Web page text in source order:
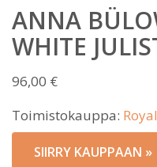
ANNA
WHITE
96,00 €
Toimistokauppa:
SIIRRY KAUPPAAN »